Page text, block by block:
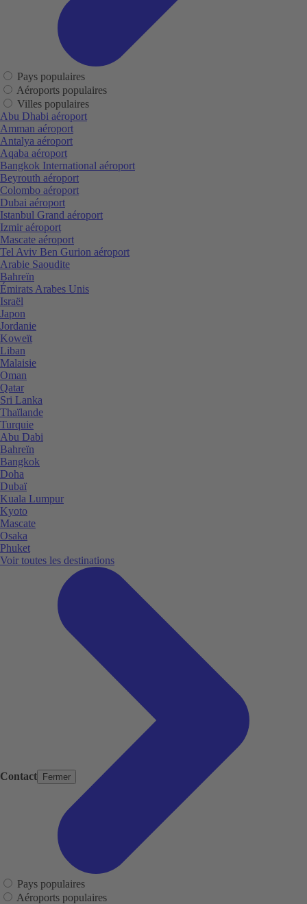
Contact Fermer
Pays populaires
Aéroports populaires
Villes populaires
Abu Dhabi aéroport
Amman aéroport
Antalya aéroport
Aqaba aéroport
Bangkok International aéroport
Beyrouth aéroport
Colombo aéroport
Dubai aéroport
Istanbul Grand aéroport
Izmir aéroport
Mascate aéroport
Tel Aviv Ben Gurion aéroport
Arabie Saoudite
Bahreïn
Émirats Arabes Unis
Israël
Japon
Jordanie
Koweït
Liban
Malaisie
Oman
Qatar
Sri Lanka
Thaïlande
Turquie
Abu Dabi
Bahreïn
Bangkok
Doha
Dubaï
Kuala Lumpur
Kyoto
Mascate
Osaka
Phuket
Voir toutes les destinations
Pays populaires
Aéroports populaires